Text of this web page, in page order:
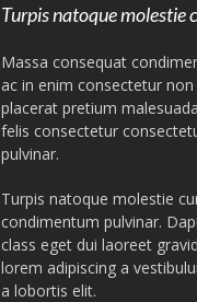
Turpis natoque molestie
Massa consequat
ac in enim consectetur
placerat pretium
felis consectetur
pulvinar.
Turpis natoque molestie
condimentum pulvinar.
class eget dui laoreet
lorem adipiscing a
a lobortis elit.